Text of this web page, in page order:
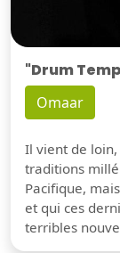
"Drum
Omaar
Il vient de
traditions
Pacifique,
et qui ces
terribles